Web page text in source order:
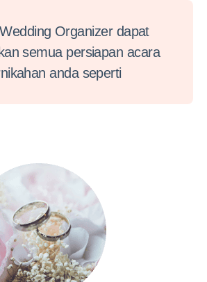
Organizer dapat
semua persiapan acara
anda seperti